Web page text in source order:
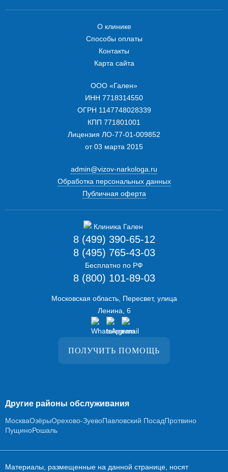
8 (499) 390-65-12
8 (495) 765-43-03
Бесплатно по РФ
8 (800) 101-89-03
ПОЛУЧИТЬ ПОМОЩЬ
Московская область, Пересвет, улица
Ленина, 6
О клинике
Способы оплаты
Контакты
Карта сайта
ООО «Гален»
ИНН 7718314550
ОГРН 1147748028339
КПП 771801001
Лицензия ЛО-77-01-009852
от 03 марта 2015
admin@vizov-narkologa.ru
Обработка персональных данных
Публичная оферта
Другие районы обслуживания
МоскваОзёрыОрехово-ЗуевоПавловский ПосадПротвино
ПущиноРошаль
Материалы, размещенные на данной странице, носят